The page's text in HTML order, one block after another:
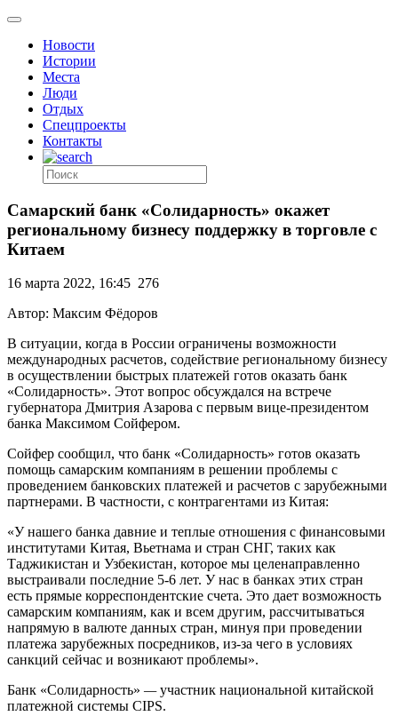
Новости
Истории
Места
Люди
Отдых
Спецпроекты
Контакты
Самарский банк «Солидарность» окажет
региональному бизнесу поддержку в торговле с
Китаем
16 марта 2022, 16:45 276
Автор: Максим Фёдоров
В ситуации, когда в России ограничены возможности
международных расчетов, содействие региональному бизнесу
в осуществлении быстрых платежей готов оказать банк
«Солидарность». Этот вопрос обсуждался на встрече
губернатора Дмитрия Азарова с первым вице-президентом
банка Максимом Сойфером.
Сойфер сообщил, что банк «Солидарность» готов оказать
помощь самарским компаниям в решении проблемы с
проведением банковских платежей и расчетов с зарубежными
партнерами. В частности, с контрагентами из Китая:
«У нашего банка давние и теплые отношения с финансовыми
институтами Китая, Вьетнама и стран СНГ, таких как
Таджикистан и Узбекистан, которое мы целенаправленно
выстраивали последние 5-6 лет. У нас в банках этих стран
есть прямые корреспондентские счета. Это дает возможность
самарским компаниям, как и всем другим, рассчитываться
напрямую в валюте данных стран, минуя при проведении
платежа зарубежных посредников, из-за чего в условиях
санкций сейчас и возникают проблемы».
Банк «Солидарность» —участник национальной китайской
платежной системы CIPS.